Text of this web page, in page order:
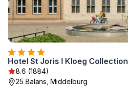
Hotel St Joris I Kloeg Collection
8.6 (1884)
25 Balans, Middelburg